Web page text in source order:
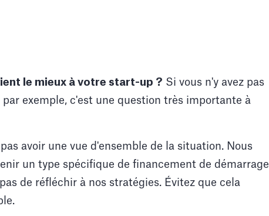
le mieux à votre start-up ? Si vous n'y avez pas
exemple, c'est une question très importante à
avoir une vue d'ensemble de la situation. Nous
un type spécifique de financement de démarrage
de réfléchir à nos stratégies. Évitez que cela